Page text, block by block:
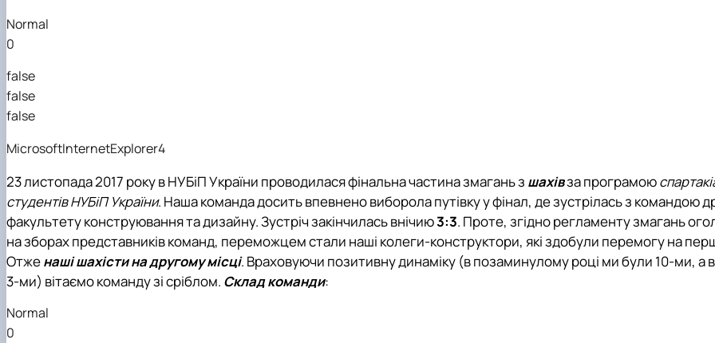
Normal
0
false
false
false
MicrosoftInternetExplorer4
23 листопада 2017 року в НУБіП України проводилася фінальна частина змагань з шахівза програмоюс
студентів НУБіП України. Наша команда досить впевнено виборола путівку у фінал, де зустрілась з командою
факультету конструювання та дизайну. Зустріч закінчилась внічию3:3. Проте, згідно регламенту змагань
на зборах представників команд, переможцем стали наші колеги-конструктори, які здобули перемогу на
Отженаші шахістина другому місці. Враховуючи позитивну динаміку (в позаминулому році ми були 10-ми, а
3-ми) вітаємо команду зі сріблом. Склад команди:
Normal
0